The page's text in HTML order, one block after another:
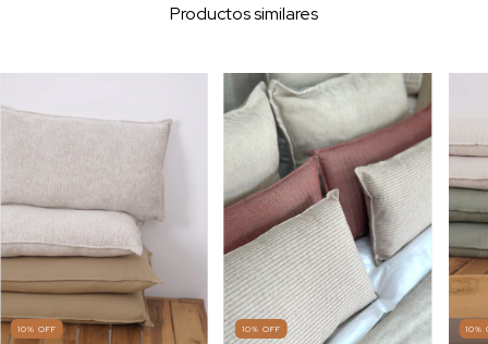
Productos similares
10% OFF 10% OFF 10%